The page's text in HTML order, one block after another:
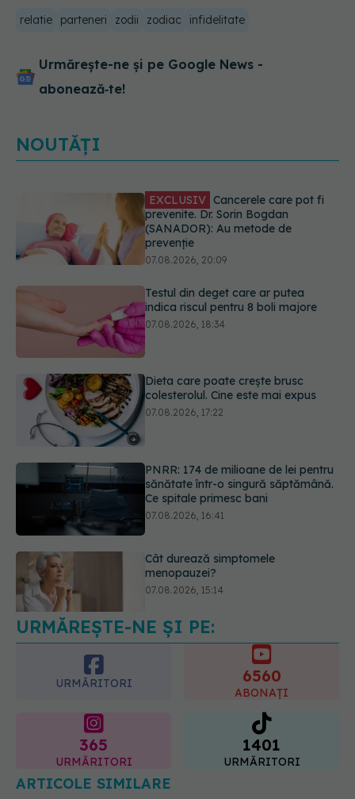
relatie parteneri zodii zodiac infidelitate
Urmărește-ne și pe Google News -
abonează‑te!
NOUTĂȚI
Testul din deget care ar putea
indica riscul pentru 8 boli majore
07.08.2026, 18:34
Dieta care poate crește brusc
colesterolul. Cine este mai expus
07.08.2026, 17:22
PNRR: 174 de milioane de lei pentru
sănătate într-o singură săptămână.
Ce spitale primesc bani
Cât durează simptomele
menopauzei?
07.08.2026, 15:14
EXCLUSIV Cancerele care pot fi
prevenite. Dr. Sorin Bogdan
(SANADOR): Au metode de
prevenție
URMĂREȘTE-NE ȘI PE:
URMĂRITORI 6560
ABONAȚI
365
URMĂRITORI
1401
URMĂRITORI
ARTICOLE SIMILARE